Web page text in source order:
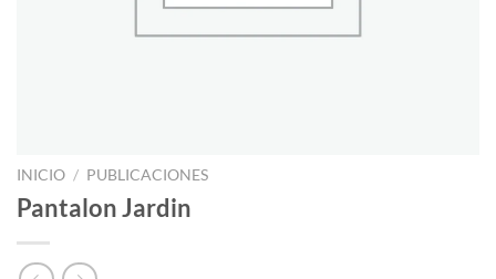
INICIO / PUBLICACIONES
Pantalon Jardin